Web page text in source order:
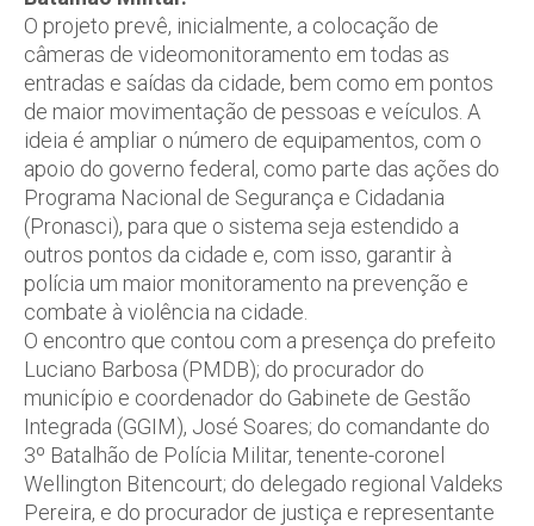
O projeto prevê, inicialmente, a colocação de
câmeras de videomonitoramento em todas as
entradas e saídas da cidade, bem como em pontos
de maior movimentação de pessoas e veículos. A
ideia é ampliar o número de equipamentos, com o
apoio do governo federal, como parte das ações do
Programa Nacional de Segurança e Cidadania
(Pronasci), para que o sistema seja estendido a
outros pontos da cidade e, com isso, garantir à
polícia um maior monitoramento na prevenção e
combate à violência na cidade.
O encontro que contou com a presença do prefeito
Luciano Barbosa (PMDB); do procurador do
município e coordenador do Gabinete de Gestão
Integrada (GGIM), José Soares; do comandante do
3º Batalhão de Polícia Militar, tenente-coronel
Wellington Bitencourt; do delegado regional Valdeks
Pereira, e do procurador de justiça e representante